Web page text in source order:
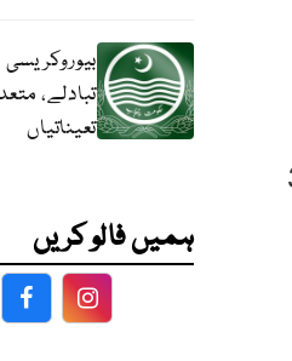
ہے اور 31
تبادلے،
تعیناتیاں
ہمیں فالو کریں
FacebookFacebook